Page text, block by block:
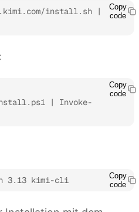
install.sh |
Copy
code
| Invoke-
Copy
code
3.13 kimi-cli
Copy
code